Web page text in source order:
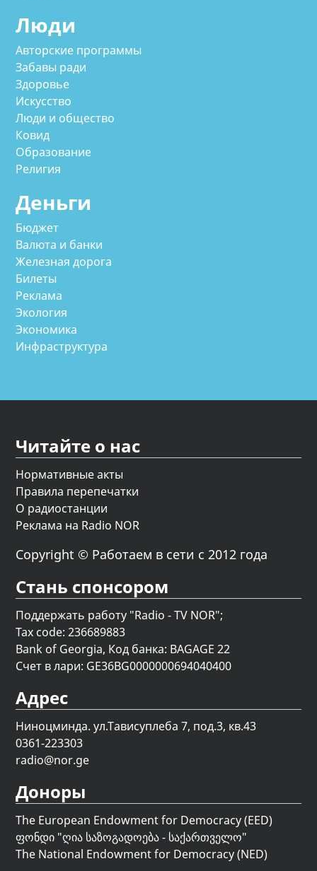
Люди
Авторские программы
Забавы ради
Здоровье
Искусство
Люди и общество
Ковид
Образование
Религия
Деньги
Бюджет
Валюта и банки
Железная дорога
Билеты
Реклама
Экология
Экономика
Инфраструктура
Читайте о нас
Нормативные акты
Правила перепечатки
О радиостанции
Реклама на Radio NOR
Copyright © Работаем в сети с 2012 года
Стань спонсором
Поддержать работу "Radio - TV NOR";
Tax code: 236689883
Bank of Georgia, Код банка: BAGAGE 22
Счет в лари: GE36BG0000000694040400
Адрес
Ниноцминда. ул.Тависуплеба 7, под.3, кв.43
0361-223303
radio@nor.ge
Доноры
The European Endowment for Democracy (EED)
ფონდი "ღია საზოგადოება - საქართველო"
The National Endowment for Democracy (NED)